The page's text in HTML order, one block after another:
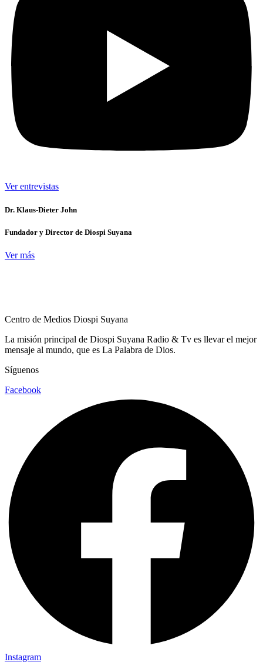
Ver entrevistas
Dr. Klaus-Dieter John
Fundador y Director de Diospi Suyana
Ver más
Centro de Medios Diospi Suyana
La misión principal de Diospi Suyana Radio & Tv es llevar el mejor
mensaje al mundo, que es La Palabra de Dios.
Síguenos
Facebook
Instagram